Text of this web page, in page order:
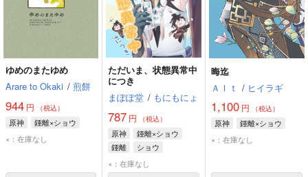
ゆめのまたゆめ
Arare to Okaki / 煎餅
944 円 （税込）
原神
鍾離×ショウ
×：在庫なし
ただいま、状態異常中
につき
まぽぽ堂 / もにもにょ
787 円 （税込）
原神
鍾離×ショウ
鍾離
ショウ
×：在庫なし
晦迄
Ａｌｔ / ヒイラギ
1,100円 （税込）
原神
鍾離×ショウ
×：在庫なし